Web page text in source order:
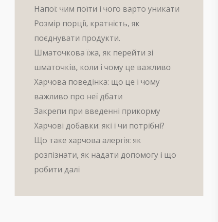
Напої: чим поїти і чого варто уникати
Розмір порції, кратність, як
поєднувати продукти.
Шматочкова їжа, як перейти зі
шматочків, коли і чому це важливо
Харчова поведінка: що це і чому
важливо про неї дбати
Закрепи при введенні прикорму
Харчові добавки: які і чи потрібні?
Що таке харчова алергія: як
розпізнати, як надати допомогу і що
робити далі